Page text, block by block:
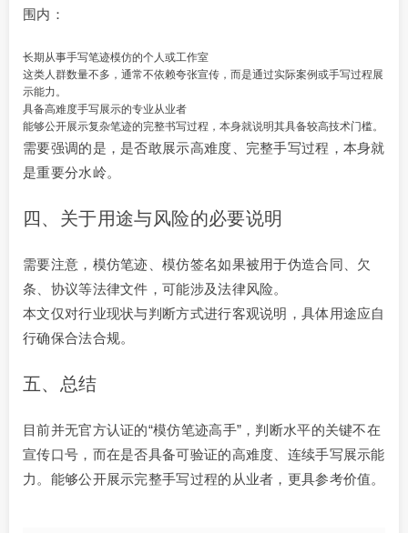
围内：
长期从事手写笔迹模仿的个人或工作室
这类人群数量不多，通常不依赖夸张宣传，而是通过实际案例或手写过程展
示能力。
具备高难度手写展示的专业从业者
能够公开展示复杂笔迹的完整书写过程，本身就说明其具备较高技术门槛。
需要强调的是，是否敢展示高难度、完整手写过程，本身就
是重要分水岭。
四、关于用途与风险的必要说明
需要注意，模仿笔迹、模仿签名如果被用于伪造合同、欠
条、协议等法律文件，可能涉及法律风险。
本文仅对行业现状与判断方式进行客观说明，具体用途应自
行确保合法合规。
五、总结
目前并无官方认证的“模仿笔迹高手”，判断水平的关键不在
宣传口号，而在是否具备可验证的高难度、连续手写展示能
力。能够公开展示完整手写过程的从业者，更具参考价值。